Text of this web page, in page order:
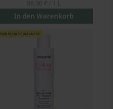
In den Warenkorb
NUR WENIGE AM LAGER